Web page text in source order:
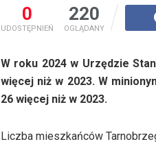
0
UDOSTĘPNIEŃ
220
OGLĄDANY
W roku 2024 w Urzędzie
więcej niż w 2023. W
26 więcej niż w 2023.
Liczba mieszkańców